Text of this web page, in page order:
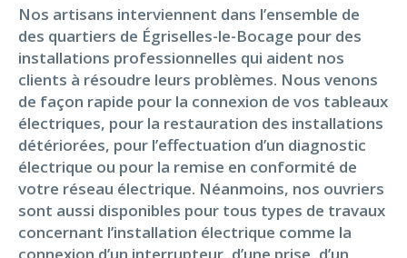
Nos artisans interviennent dans l’ensemble de
des quartiers de Égriselles-le-Bocage pour des
installations professionnelles qui aident nos
clients à résoudre leurs problèmes. Nous venons
de façon rapide pour la connexion de vos tableaux
électriques, pour la restauration des installations
détériorées, pour l’effectuation d’un diagnostic
électrique ou pour la remise en conformité de
votre réseau électrique. Néanmoins, nos ouvriers
sont aussi disponibles pour tous types de travaux
concernant l’installation électrique comme la